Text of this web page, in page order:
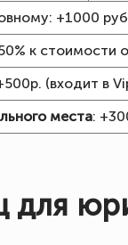
+1000
к стоимости
(входит в
места:
для